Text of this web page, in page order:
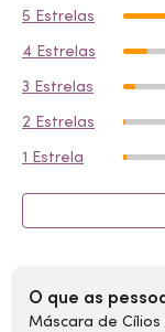
5 Estrelas
4 Estrelas
3 Estrelas
2 Estrelas
1 Estrela
O que as
Máscara de